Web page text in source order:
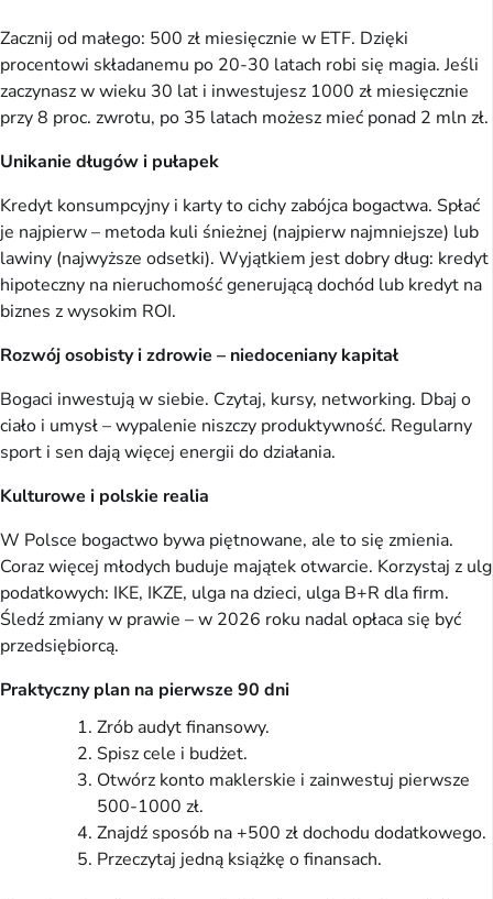
Zacznij od małego: 500 zł miesięcznie w ETF. Dzięki
procentowi składanemu po 20-30 latach robi się magia. Jeśli
zaczynasz w wieku 30 lat i inwestujesz 1000 zł miesięcznie
przy 8 proc. zwrotu, po 35 latach możesz mieć ponad 2 mln zł.
Unikanie długów i pułapek
Kredyt konsumpcyjny i karty to cichy zabójca bogactwa. Spłać
je najpierw – metoda kuli śnieżnej (najpierw najmniejsze) lub
lawiny (najwyższe odsetki). Wyjątkiem jest dobry dług: kredyt
hipoteczny na nieruchomość generującą dochód lub kredyt na
biznes z wysokim ROI.
Rozwój osobisty i zdrowie – niedoceniany kapitał
Bogaci inwestują w siebie. Czytaj, kursy, networking. Dbaj o
ciało i umysł – wypalenie niszczy produktywność. Regularny
sport i sen dają więcej energii do działania.
Kulturowe i polskie realia
W Polsce bogactwo bywa piętnowane, ale to się zmienia.
Coraz więcej młodych buduje majątek otwarcie. Korzystaj z ulg
podatkowych: IKE, IKZE, ulga na dzieci, ulga B+R dla firm.
Śledź zmiany w prawie – w 2026 roku nadal opłaca się być
przedsiębiorcą.
Praktyczny plan na pierwsze 90 dni
Zrób audyt finansowy.
Spisz cele i budżet.
Otwórz konto maklerskie i zainwestuj pierwsze
500-1000 zł.
Znajdź sposób na +500 zł dochodu dodatkowego.
Przeczytaj jedną książkę o finansach.